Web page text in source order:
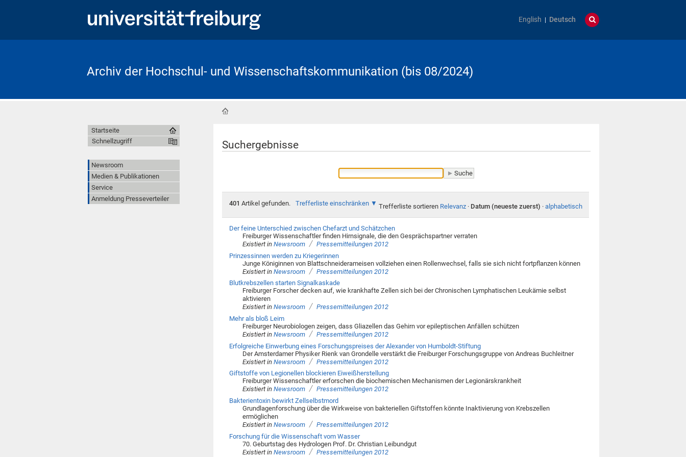
English Deutsch
Archiv der Hochschul- und Wissenschaftskommunikation (bis 08/2024)
Suchergebnisse
401 Artikel gefunden. Trefferliste einschränken Trefferliste sortieren Relevanz · Datum (neueste zuerst) · alphabetisch
Der feine Unterschied zwischen Chefarzt und Schätzchen
Freiburger Wissenschaftler finden Hirnsignale, die den Gesprächspartner verraten
Existiert in Newsroom / Pressemitteilungen 2012
Prinzessinnen werden zu Kriegerinnen
Junge Königinnen von Blattschneiderameisen vollziehen einen Rollenwechsel, falls sie sich nicht fortpflanzen können
Existiert in Newsroom / Pressemitteilungen 2012
Blutkrebszellen starten Signalkaskade
Freiburger Forscher decken auf, wie krankhafte Zellen sich bei der Chronischen Lymphatischen Leukämie selbst
aktivieren
Existiert in Newsroom / Pressemitteilungen 2012
Mehr als bloß Leim
Freiburger Neurobiologen zeigen, dass Gliazellen das Gehirn vor epileptischen Anfällen schützen
Existiert in Newsroom / Pressemitteilungen 2012
Erfolgreiche Einwerbung eines Forschungspreises der Alexander von Humboldt-Stiftung
Der Amsterdamer Physiker Rienk van Grondelle verstärkt die Freiburger Forschungsgruppe von Andreas Buchleitner
Existiert in Newsroom / Pressemitteilungen 2012
Giftstoffe von Legionellen blockieren Eiweißherstellung
Freiburger Wissenschaftler erforschen die biochemischen Mechanismen der Legionärskrankheit
Existiert in Newsroom / Pressemitteilungen 2012
Bakterientoxin bewirkt Zellselbstmord
Grundlagenforschung über die Wirkweise von bakteriellen Giftstoffen könnte Inaktivierung von Krebszellen
ermöglichen
Existiert in Newsroom / Pressemitteilungen 2012
Forschung für die Wissenschaft vom Wasser
70. Geburtstag des Hydrologen Prof. Dr. Christian Leibundgut
Existiert in Newsroom / Pressemitteilungen 2012
Startseite
Schnellzugriff
Newsroom
Medien & Publikationen
Service
Anmeldung Presseverteiler